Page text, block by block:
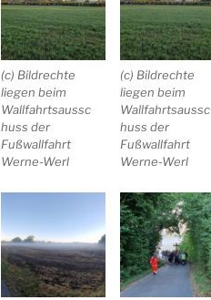
(c) Bildrechte
liegen beim
Wallfahrtsaussc
huss der
Fußwallfahrt
Werne-Werl
(c) Bildrechte
liegen beim
Wallfahrtsaussc
huss der
Fußwallfahrt
Werne-Werl